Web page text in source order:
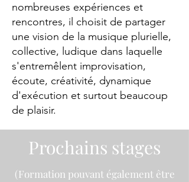
nombreuses expériences et
rencontres, il choisit de partager
une vision de la musique plurielle,
collective, ludique dans laquelle
s'entremêlent improvisation,
écoute, créativité, dynamique
d'exécution et surtout beaucoup
de plaisir.
Prochains stages
(Formation pouvant également être